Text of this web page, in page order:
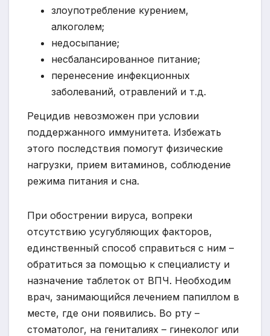
злоупотребление курением,
алкоголем;
недосыпание;
несбалансированное питание;
перенесение инфекционных
заболеваний, отравлений и т.д.
Рецидив невозможен при условии
поддержанного иммунитета. Избежать
этого последствия помогут физические
нагрузки, прием витаминов, соблюдение
режима питания и сна.
При обострении вируса, вопреки
отсутствию усугубляющих факторов,
единственный способ справиться с ним –
обратиться за помощью к специалисту и
назначение таблеток от ВПЧ. Необходим
врач, занимающийся лечением папиллом в
месте, где они появились. Во рту –
стоматолог, на гениталиях – гинеколог или